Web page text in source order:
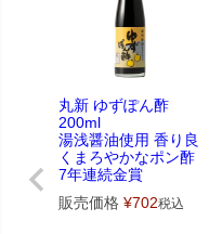
丸新 ゆずぽん酢
200ml
湯浅醤油使用 香り良
くまろやかなポン酢
7年連続金賞
販売価格 ¥702税込